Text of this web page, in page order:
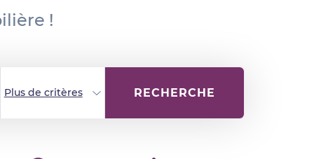
!
Plus de critères RECHERCHE